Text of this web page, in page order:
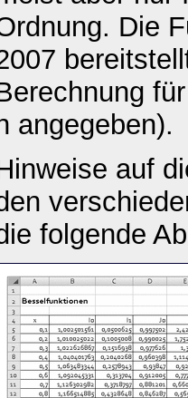
Die
angegeben).
auf
folgende